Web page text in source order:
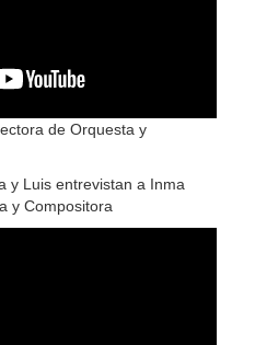
de Orquesta y
y Luis entrevistan a Inma
y Compositora